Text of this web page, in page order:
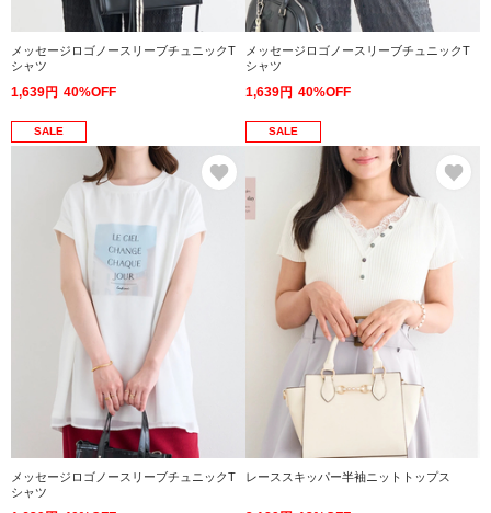
メッセージロゴノースリーブチュニックT
シャツ
1,639円 40%OFF
メッセージロゴノースリーブチュニックT
シャツ
1,639円 40%OFF
SALE
メッセージロゴノースリーブチュニックT
シャツ
SALE
レーススキッパー半袖ニットトップス